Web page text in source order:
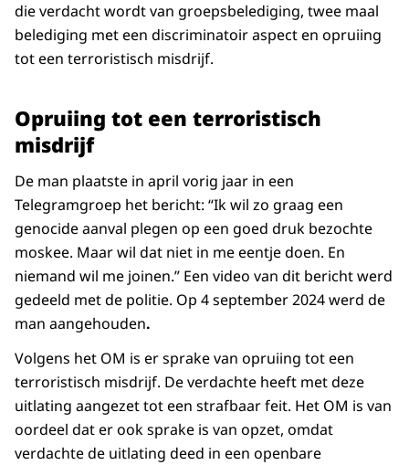
die verdacht wordt van groepsbelediging, twee maal
belediging met een discriminatoir aspect en opruiing
tot een terroristisch misdrijf.
Opruiing tot een terroristisch
misdrijf
De man plaatste in april vorig jaar in een
Telegramgroep het bericht: “Ik wil zo graag een
genocide aanval plegen op een goed druk bezochte
moskee. Maar wil dat niet in me eentje doen. En
niemand wil me joinen.” Een video van dit bericht werd
gedeeld met de politie. Op 4 september 2024 werd de
man aangehouden.
Volgens het OM is er sprake van opruiing tot een
terroristisch misdrijf. De verdachte heeft met deze
uitlating aangezet tot een strafbaar feit. Het OM is van
oordeel dat er ook sprake is van opzet, omdat
verdachte de uitlating deed in een openbare